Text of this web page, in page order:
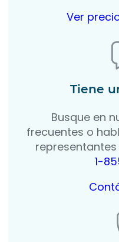
Ver
Tiene
Busque en
frecuentes o
1-